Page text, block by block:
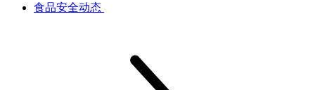
食品安全动态